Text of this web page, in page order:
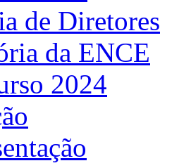
de Diretores
da ENCE
2024